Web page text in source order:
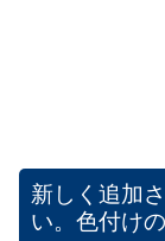
新しく追加
い。色付け